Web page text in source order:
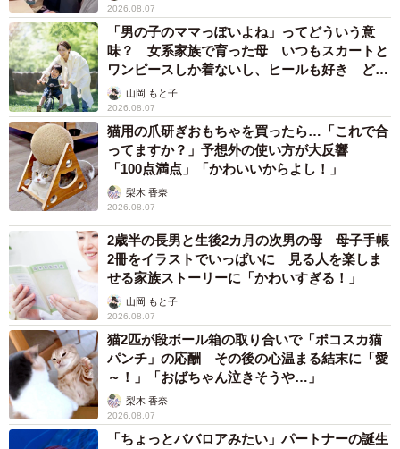
2026.08.07
「男の子のママっぽいよね」ってどういう意
味？ 女系家族で育った母 いつもスカートと
ワンピースしか着ないし、ヒールも好き どの
へんが…
山岡 もと子
2026.08.07
猫用の爪研ぎおもちゃを買ったら…「これで合
ってますか？」予想外の使い方が大反響
「100点満点」「かわいいからよし！」
梨木 香奈
2026.08.07
2歳半の長男と生後2カ月の次男の母 母子手帳
2冊をイラストでいっぱいに 見る人を楽しま
せる家族ストーリーに「かわいすぎる！」
山岡 もと子
2026.08.07
猫2匹が段ボール箱の取り合いで「ポコスカ猫
パンチ」の応酬 その後の心温まる結末に「愛
～！」「おばちゃん泣きそうや…」
梨木 香奈
2026.08.07
「ちょっとババロアみたい」パートナーの誕生